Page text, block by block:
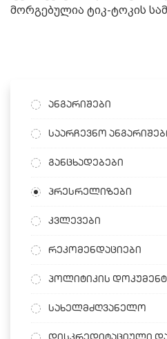
მორგებულია ტიკ-ტოკის
ანგარიშები
საარჩევნო
განცხადებები
პრესრელიზები
კვლევები
რეკომენდაციები
პოლიტიკის
სახელმძღვანელო